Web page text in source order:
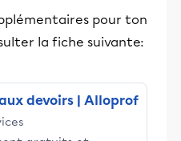
pour ton
la fiche suivante:
devoirs | Alloprof